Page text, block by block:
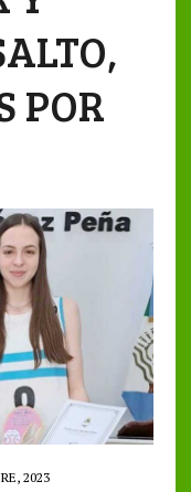
POR
2023